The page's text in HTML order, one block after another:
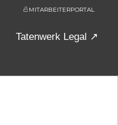
MITARBEITERPORTAL
Tatenwerk Legal ↗